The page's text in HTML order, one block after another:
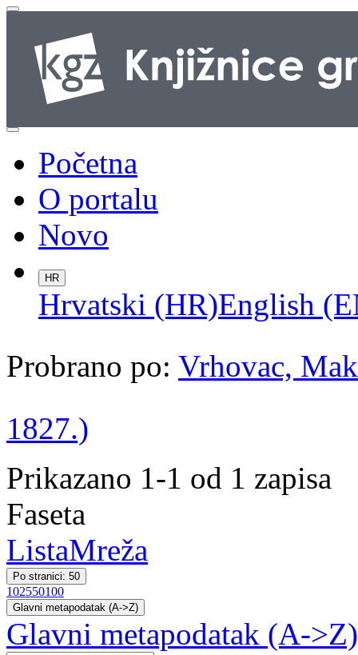
Početna
O portalu
Novo
HR
Hrvatski (HR)English
Probrano po: Vrhovac,
1827.)
Prikazano 1-1 od 1 zapisa
Faseta
ListaMreža
Po stranici: 50
102550100
Glavni metapodatak (A->Z)
Glavni metapodatak (A->Z)